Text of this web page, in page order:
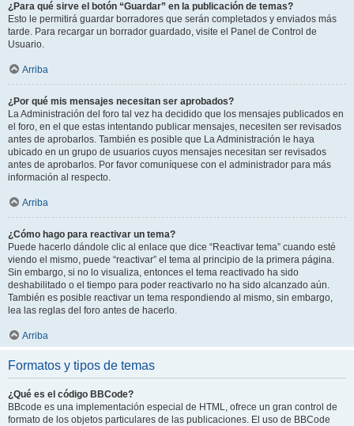
¿Para qué sirve el botón “Guardar” en la publicación de temas?
Esto le permitirá guardar borradores que serán completados y enviados más
tarde. Para recargar un borrador guardado, visite el Panel de Control de
Usuario.
Arriba
¿Por qué mis mensajes necesitan ser aprobados?
La Administración del foro tal vez ha decidido que los mensajes publicados en
el foro, en el que estas intentando publicar mensajes, necesiten ser revisados
antes de aprobarlos. También es posible que La Administración le haya
ubicado en un grupo de usuarios cuyos mensajes necesitan ser revisados
antes de aprobarlos. Por favor comuníquese con el administrador para más
información al respecto.
Arriba
¿Cómo hago para reactivar un tema?
Puede hacerlo dándole clic al enlace que dice “Reactivar tema” cuando esté
viendo el mismo, puede “reactivar” el tema al principio de la primera página.
Sin embargo, si no lo visualiza, entonces el tema reactivado ha sido
deshabilitado o el tiempo para poder reactivarlo no ha sido alcanzado aún.
También es posible reactivar un tema respondiendo al mismo, sin embargo,
lea las reglas del foro antes de hacerlo.
Arriba
Formatos y tipos de temas
¿Qué es el código BBCode?
BBcode es una implementación especial de HTML, ofrece un gran control de
formato de los objetos particulares de las publicaciones. El uso de BBCode